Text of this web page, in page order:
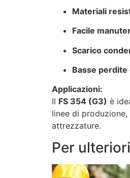
Materiali
Facile
Scarico
Basse perdite
Applicazioni:
Il FS 354 (G3) è
linee di
attrezzature.
Per